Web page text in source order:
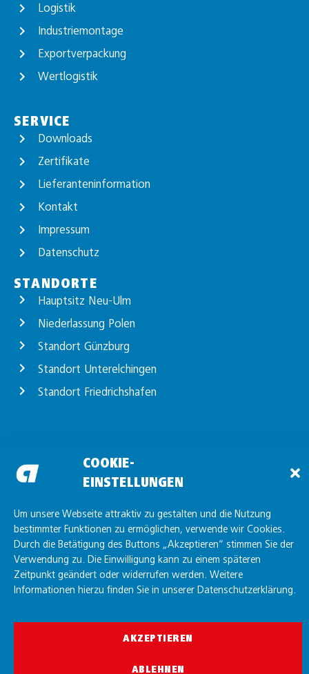
COOKIE-
EINSTELLUNGEN
Um unsere Webseite attraktiv zu gestalten und die Nutzung
bestimmter Funktionen zu ermöglichen, verwende wir Cookies.
Durch die Betätigung des Buttons „Akzeptieren“ stimmen Sie der
Verwendung zu. Die Einwilligung kann zu einem späteren
Zeitpunkt geändert oder widerrufen werden. Weitere
Informationen hierzu finden Sie in unserer Datenschutzerklärung.
AKZEPTIEREN
ABLEHNEN
Logistik
Industriemontage
Exportverpackung
Wertlogistik
SERVICE
Downloads
Zertifikate
Lieferanteninformation
Kontakt
Impressum
Datenschutz
STANDORTE
Hauptsitz Neu-Ulm
Niederlassung Polen
Standort Günzburg
Standort Unterelchingen
Standort Friedrichshafen
© allgaier GmbH 2026